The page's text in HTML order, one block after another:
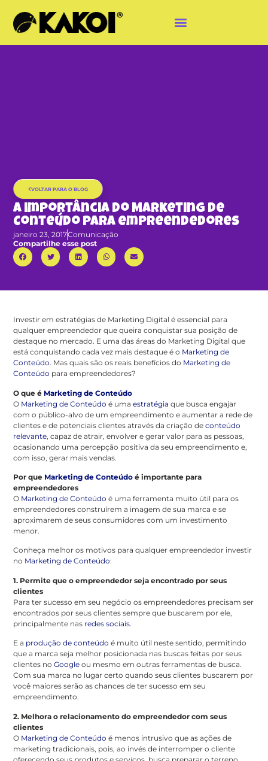
VOLTAR PARA O BLOG
A importância do Marketing de
Conteúdo para empreendedores
janeiro 23, 2017Comunicação
Compartilhe esse post
Investir em estratégias de Marketing Digital é essencial para
qualquer empreendedor que queira conquistar sua posição de
destaque no mercado. E uma das áreas do Marketing Digital que
está conquistando cada vez mais destaque é o Marketing de
Conteúdo. Mas quais são os reais benefícios do Marketing de
Conteúdo para empreendedores?
O que é Marketing de Conteúdo
O Marketing de Conteúdo é umaestratégia que busca engajar
com o público-alvo de um empreendimento e aumentar a rede de
clientes e de potenciais clientes através da criação deconteúdo
relevante, capaz de atrair, envolver e gerar valor para as pessoas,
ocasionando uma percepção positiva da seu empreendimento e,
com isso, gerar mais vendas.
Por que Marketing de Conteúdo é importante para
empreendedores
O Marketing de Conteúdo é uma ferramenta muito útil para os
empreendedores construírem a imagem de sua marca e se
aproximarem de seus consumidores com um investimento
menor.
Conheça melhor os motivos para qualquer empreendedor investir
no Marketing de Conteúdo:
1. Permite que o empreendedor seja encontrado por seus
clientes
Para ter sucesso em seu negócio os empreendedores precisam ser
encontrados por seus clientes sempre que buscarem por ele,
principalmente nas redes sociais.
E a produção de conteúdo é muito útil neste sentido, permitindo
que a marca seja melhor posicionada nas buscas feitas por seus
clientes noGoogle ou mesmo em outras ferramentas de busca.
Com sua marca no lugar certo quando seus clientes buscarem por
você maiores serão as chances de ter sucesso em seu
empreendimento.
2. Melhora o relacionamento do empreendedor com seus
clientes
O Marketing de Conteúdo é menos intrusivo que as ações de
marketing tradicionais, pois, ao invés de interromper o cliente
oferecendo seus produtos e serviços, busca preparar o terreno